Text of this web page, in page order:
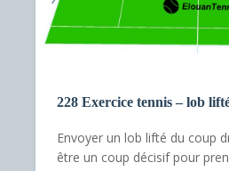
228 Exercice tennis – lob
Envoyer un lob lifté du coup
être un coup décisif pour